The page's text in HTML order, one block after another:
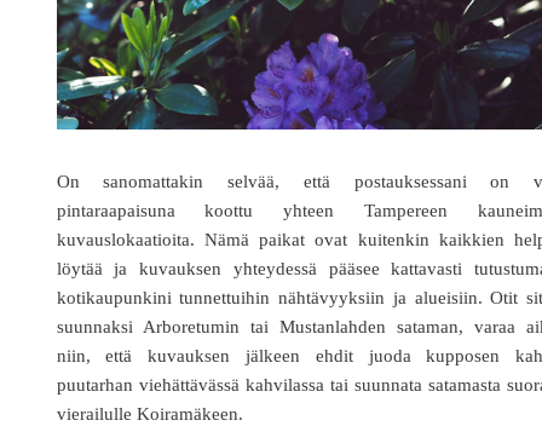
On sanomattakin selvää, että postauksessani on
pintaraapaisuna koottu yhteen Tampereen
kuvauslokaatioita. Nämä paikat ovat kuitenkin kaikkien
löytää ja kuvauksen yhteydessä pääsee kattavasti
kotikaupunkini tunnettuihin nähtävyyksiin ja alueisiin. Otit
suunnaksi Arboretumin tai Mustanlahden sataman, varaa
niin, että kuvauksen jälkeen ehdit juoda kupposen
puutarhan viehättävässä kahvilassa tai suunnata satamasta
vierailulle Koiramäkeen.